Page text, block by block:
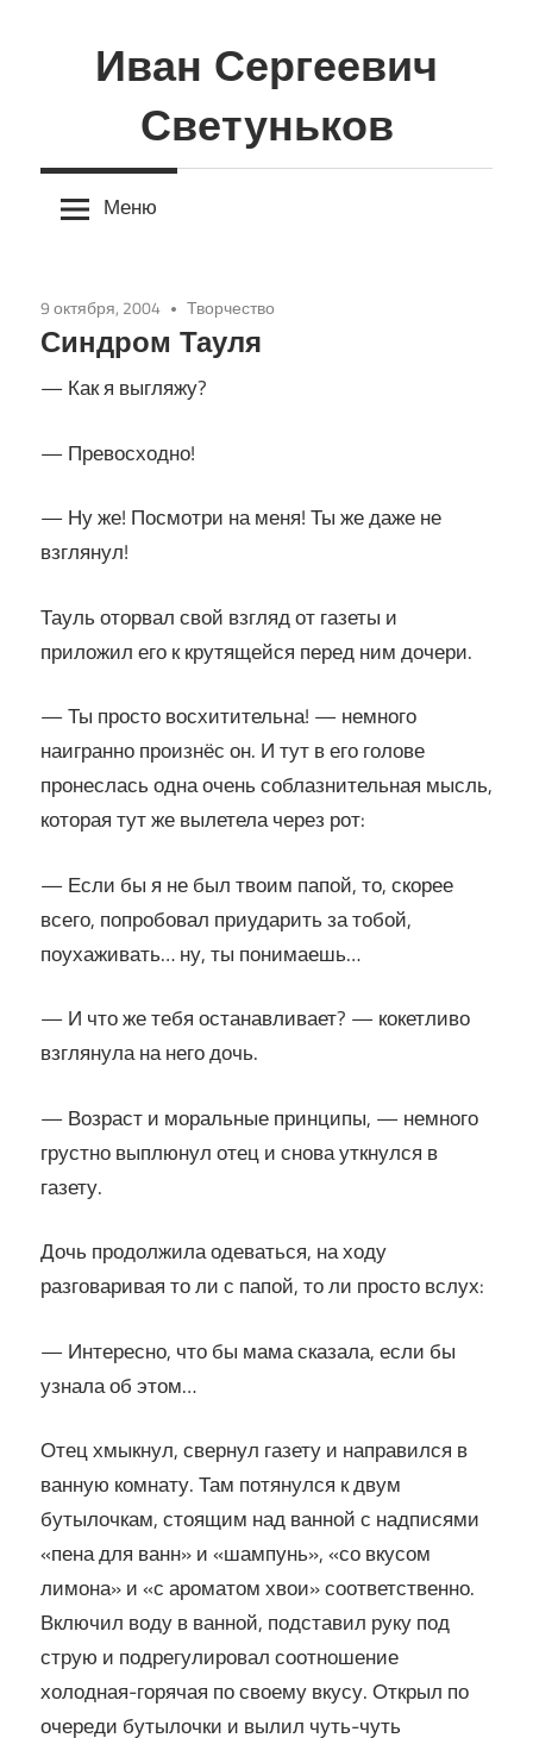
содержимому
Иван Сергеевич
Светуньков
Меню
9 октября, 2004 Творчество
Синдром Тауля
— Как я выгляжу?
— Превосходно!
— Ну же! Посмотри на меня! Ты же даже не
взглянул!
Тауль оторвал свой взгляд от газеты и
приложил его к крутящейся перед ним дочери.
— Ты просто восхитительна! — немного
наигранно произнёс он. И тут в его голове
пронеслась одна очень соблазнительная мысль,
которая тут же вылетела через рот:
— Если бы я не был твоим папой, то, скорее
всего, попробовал приударить за тобой,
поухаживать… ну, ты понимаешь…
— И что же тебя останавливает? — кокетливо
взглянула на него дочь.
— Возраст и моральные принципы, — немного
грустно выплюнул отец и снова уткнулся в
газету.
Дочь продолжила одеваться, на ходу
разговаривая то ли с папой, то ли просто вслух:
— Интересно, что бы мама сказала, если бы
узнала об этом…
Отец хмыкнул, свернул газету и направился в
ванную комнату. Там потянулся к двум
бутылочкам, стоящим над ванной с надписями
«пена для ванн» и «шампунь», «со вкусом
лимона» и «с ароматом хвои» соответственно.
Включил воду в ванной, подставил руку под
струю и подрегулировал соотношение
холодная-горячая по своему вкусу. Открыл по
очереди бутылочки и вылил чуть-чуть